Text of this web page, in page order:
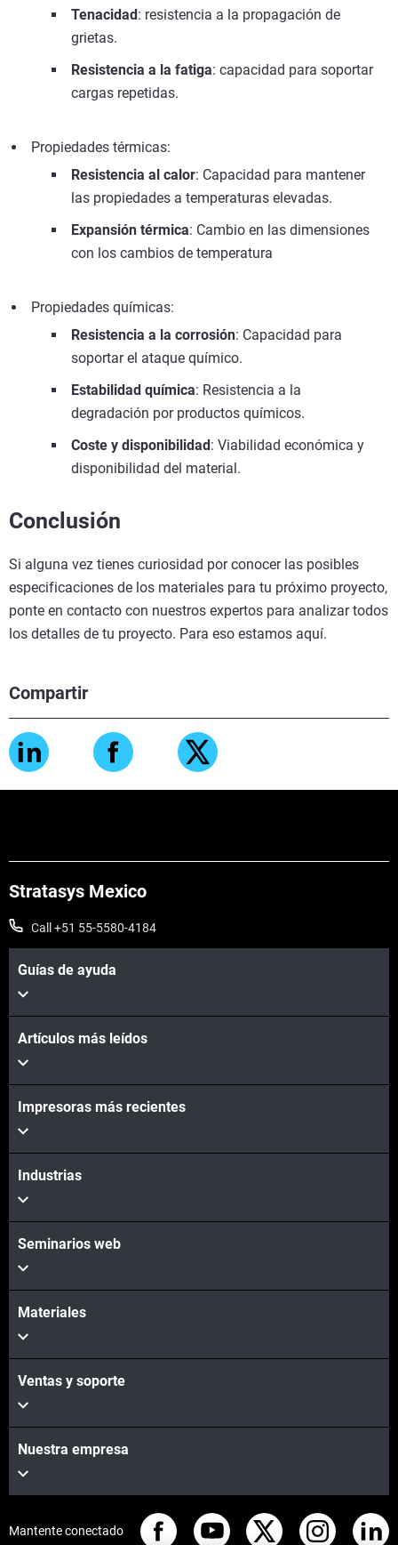
Compartir
Tenacidad: resistencia a la propagación de
grietas.
Resistencia a la fatiga: capacidad para soportar
cargas repetidas.
Propiedades térmicas:
Resistencia al calor: Capacidad para mantener
las propiedades a temperaturas elevadas.
Expansión térmica: Cambio en las dimensiones
con los cambios de temperatura
Propiedades químicas:
Resistencia a la corrosión: Capacidad para
soportar el ataque químico.
Estabilidad química: Resistencia a la
degradación por productos químicos.
Coste y disponibilidad: Viabilidad económica y
disponibilidad del material.
Conclusión
Si alguna vez tienes curiosidad por conocer las posibles
especificaciones de los materiales para tu próximo proyecto,
ponte en contacto con nuestros expertos para analizar todos
los detalles de tu proyecto. Para eso estamos aquí.
Stratasys Mexico
Call +51 55-5580-4184
Guías de ayuda
Artículos más leídos
Impresoras más recientes
Industrias
Seminarios web
Materiales
Ventas y soporte
Nuestra empresa
Mantente conectado